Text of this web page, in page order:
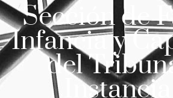
Sección de
Infancia y
del